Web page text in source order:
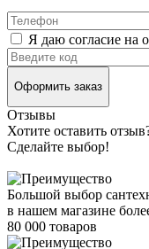
Я даю согласие на
Оформить заказ
Отзывы
Хотите оставить
Сделайте выбор!
Большой выбор
в нашем магазине
80 000 товаров